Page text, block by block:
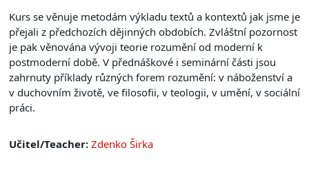
Kurs se věnuje metodám výkladu textů a kontextů jak jsme je
přejali z předchozích dějinných obdobích. Zvláštní pozornost
je pak věnována vývoji teorie rozumění od moderní k
postmoderní době. V přednáškové i seminární části jsou
zahrnuty příklady různých forem rozumění: v náboženství a
v duchovním životě, ve filosofii, v teologii, v umění, v sociální
práci.
Učitel/Teacher: Zdenko Širka